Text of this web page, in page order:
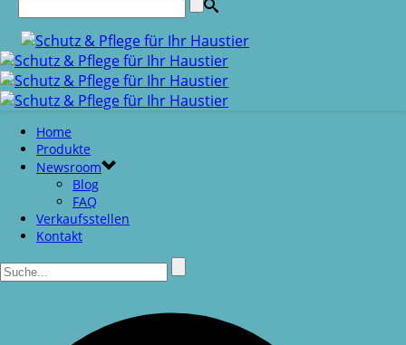
Home
Produkte
Newsroom
Blog
FAQ
Verkaufsstellen
Kontakt